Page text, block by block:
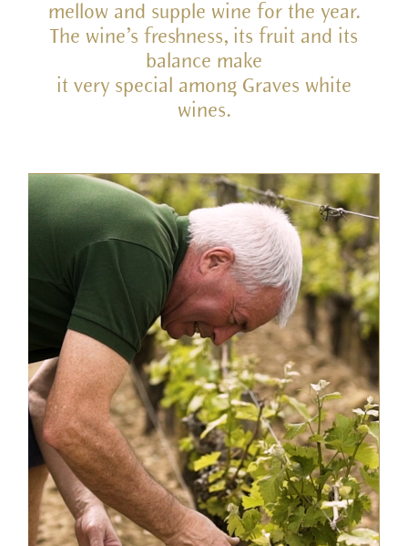
mellow and supple wine for the year.
The wine’s freshness, its fruit and its
balance make
it very special among Graves white
wines.